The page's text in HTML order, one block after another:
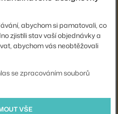
Earnest 205x100, dark oak
abychom si pamatovali, co
zjistili stav vaší objednávky a
abychom vás neobtěžovali
se zpracováním souborů
VŠE